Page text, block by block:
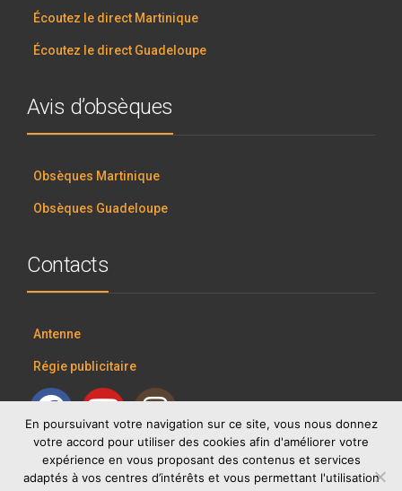
Écoutez le direct Martinique
Écoutez le direct Guadeloupe
Avis d’obsèques
Obsèques Martinique
Obsèques Guadeloupe
Contacts
Antenne
Régie publicitaire
En poursuivant votre navigation sur ce site, vous nous donnez
votre accord pour utiliser des cookies afin d'améliorer votre
expérience en vous proposant des contenus et services
adaptés à vos centres d’intérêts et vous permettant l'utilisation